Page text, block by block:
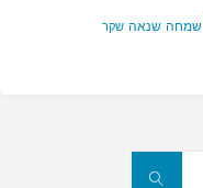
שמחה שנאה שקר
חפשו